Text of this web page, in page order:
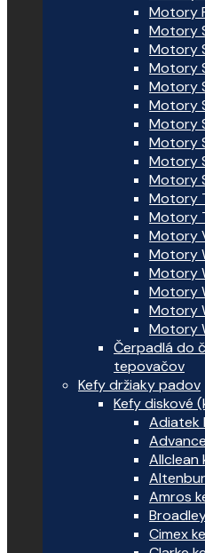
Motory
Motory
Motory
Motory
Motory
Motory
Motory
Motory
Motory
Motory
Motory
Motory
Motory
Motory
Motory
Motory
Motory
Motory
Čerpadlá do
tepovačov
Kefy držiaky padov
Kefy diskové
Adiatek
Allclean
Amros
Cimex